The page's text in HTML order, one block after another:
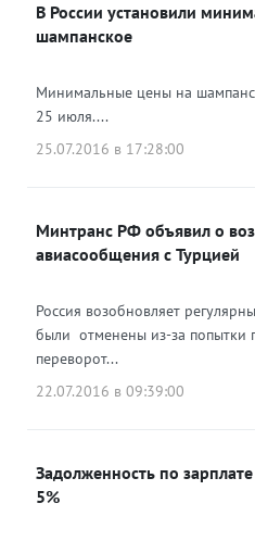
Одноклассники
В России установили
шампанское
Минимальные цены на
25 июля....
25.07.2016 в 17:28:00
Минтранс РФ объявил о
авиасообщения с Турцией
Россия возобновляет
были отменены из-за попытки
переворот...
22.07.2016 в 09:39:00
Задолженность по
5%